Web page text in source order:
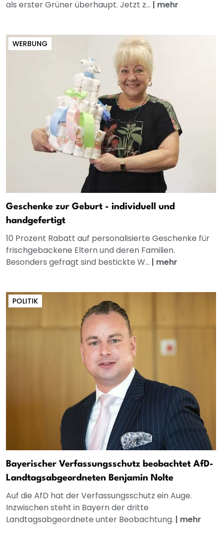
als erster Grüner überhaupt. Jetzt z... | mehr
WERBUNG
Geschenke zur Geburt - individuell und
handgefertigt
10 Prozent Rabatt auf personalisierte Geschenke für
frischgebackene Eltern und deren Familien.
Besonders gefragt sind bestickte W... | mehr
POLITIK
Bayerischer Verfassungsschutz beobachtet AfD-
Landtagsabgeordneten Benjamin Nolte
Auf die AfD hat der Verfassungsschutz ein Auge.
Inzwischen steht in Bayern der dritte
Landtagsabgeordnete unter Beobachtung. | mehr